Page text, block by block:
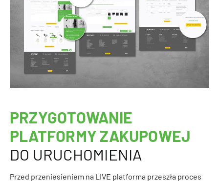
PRZYGOTOWANIE
PLATFORMY ZAKUPOWEJ
DO URUCHOMIENIA
Przed przeniesieniem na LIVE platforma przeszła proces